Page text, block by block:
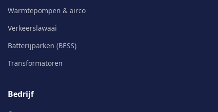
Warmtepompen & airco
Verkeerslawaai
Batterijparken (BESS)
Transformatoren
Bedrijf